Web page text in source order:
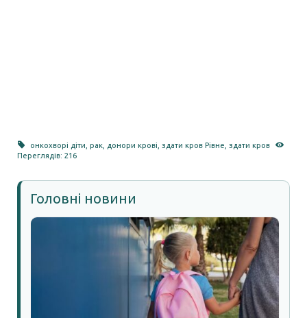
онкохворі діти ,рак донори крові ,здати кров Рівне ,здати кров
Переглядів: 216
Головні новини